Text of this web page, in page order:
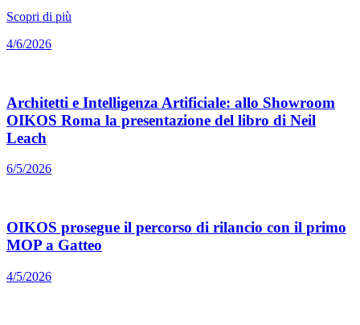
Scopri di più
4/6/2026
Architetti e Intelligenza Artificiale: allo Showroom
OIKOS Roma la presentazione del libro di Neil
Leach
6/5/2026
OIKOS prosegue il percorso di rilancio con il primo
MOP a Gatteo
4/5/2026